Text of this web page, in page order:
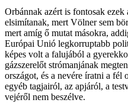
Orbánnak azért is fontosak
elsimítanak, mert Völner sem
mert amíg ő mutat másokra,
Európai Unió legkorruptabb
képes volt a falujából a
gázszerelőt strómanjának
országot, és a nevére íratni a fél
egyéb tagjairól, az apjáról, a
vejéről nem beszélve.